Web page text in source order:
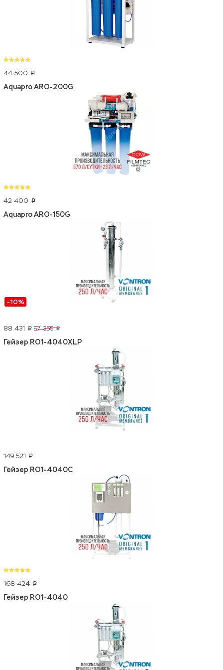
44 500 p
Aquapro ARO-200G
42 400 p
Aquapro ARO-150G
-10%
88 431 p 97 355 p
Гейзер RO1-4040XLP
149 521 p
Гейзер RO1-4040C
168 424 p
Гейзер RO1-4040